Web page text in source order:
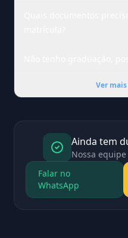
Ver
Ainda tem
Nossa
Falar no
WhatsApp